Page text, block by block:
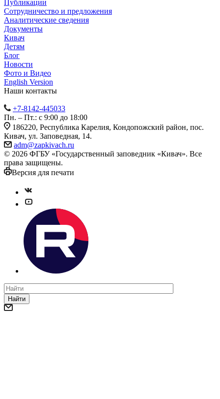
Публикации
Сотрудничество и предложения
Аналитические сведения
Документы
Кивач
Детям
Блог
Новости
Фото и Видео
English Version
Наши контакты
+7-8142-445033
Пн. – Пт.: с 9:00 до 18:00
186220, Республика Карелия, Кондопожский район, пос.
Кивач, ул. Заповедная, 14.
adm@zapkivach.ru
© 2026 ФГБУ «Государственный заповедник «Кивач». Все
права защищены.
Версия для печати
Найти